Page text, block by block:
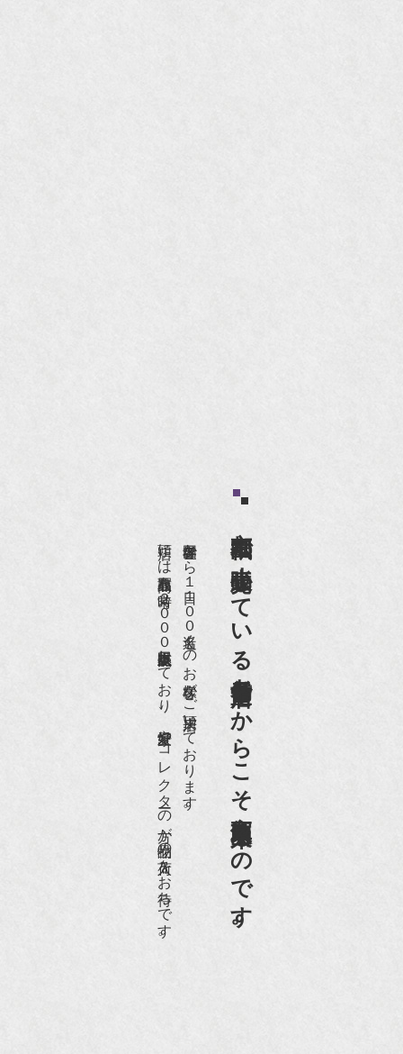
京都祇園で小売販売している
老舗骨董店だからこそ高価買取出来るのです。
世界各国から１日１００名近くのお客様がご来店頂いております。
店頭には買取商品を常時２０００点以上展示販売しており、
愛好家やコレクターの方が品物の入荷をお待ちです。